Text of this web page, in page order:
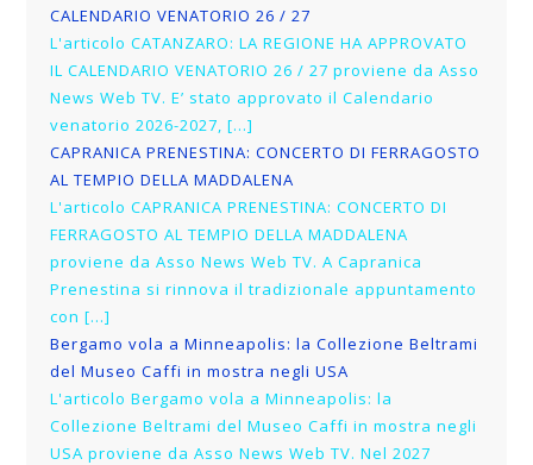
CALENDARIO VENATORIO 26 / 27
L'articolo CATANZARO: LA REGIONE HA APPROVATO
IL CALENDARIO VENATORIO 26 / 27 proviene da Asso
News Web TV. E’ stato approvato il Calendario
venatorio 2026-2027, […]
CAPRANICA PRENESTINA: CONCERTO DI FERRAGOSTO
AL TEMPIO DELLA MADDALENA
L'articolo CAPRANICA PRENESTINA: CONCERTO DI
FERRAGOSTO AL TEMPIO DELLA MADDALENA
proviene da Asso News Web TV. A Capranica
Prenestina si rinnova il tradizionale appuntamento
con […]
Bergamo vola a Minneapolis: la Collezione Beltrami
del Museo Caffi in mostra negli USA
L'articolo Bergamo vola a Minneapolis: la
Collezione Beltrami del Museo Caffi in mostra negli
USA proviene da Asso News Web TV. Nel 2027